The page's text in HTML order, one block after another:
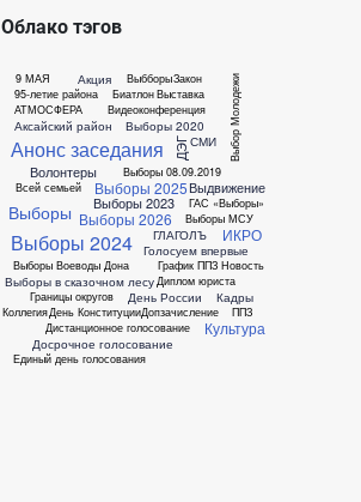
Облако тэгов
9 МАЯ
95-летие района
АТМОСФЕРА
Аксайский район
Акция
Анонс заседания
Биатлон
Видеоконференция
Волонтеры
Всей семьей
Выбборы Выбор Молодежи
Выборы
Выборы 08.09.2019
Выборы 2020
Выборы 2023
Выборы 2024
Выборы 2025
Выборы 2026
Выборы Воеводы Дона
Выборы МСУ
Выборы в сказочном лесу
Выдвижение
Выставка
ГАС «Выборы»
ГЛАГОЛЪ
Голосуем впервые
Границы округов
График ППЗ
ДЭГ
День Конституции
День России
Диплом юриста
Дистанционное голосование
Допзачисление
Досрочное голосование
Единый день голосования
Закон
ИКРО
Кадры
Коллегия
Культура
Новость
ППЗ
СМИ